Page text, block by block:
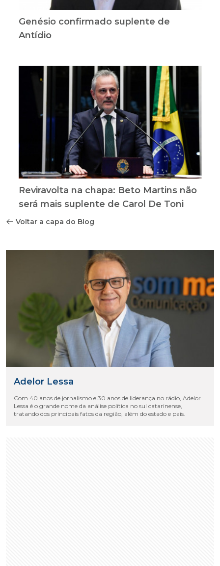
Genésio confirmado suplente de
Antídio
Reviravolta na chapa: Beto Martins não
será mais suplente de Carol De Toni
Voltar a capa do Blog
Adelor Lessa
Com 40 anos de jornalismo e 30 anos de liderança no rádio, Adelor
Lessa é o grande nome da análise política no sul catarinense,
tratando dos principais fatos da região, além do estado e país.